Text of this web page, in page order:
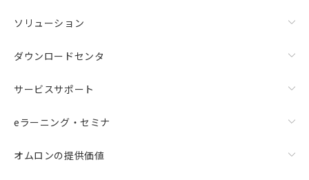
ソリューション
ダウンロードセンタ
サービスサポート
eラーニング・セミナ
オムロンの提供価値